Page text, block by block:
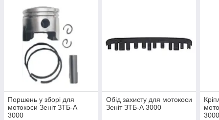
Поршень у зборі для
мотокоси Зеніт ЗТБ-А
3000
Обід захисту для мотокоси
Зеніт ЗТБ-А 3000